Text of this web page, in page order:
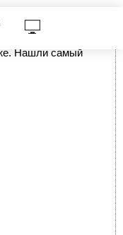
Нашли самый